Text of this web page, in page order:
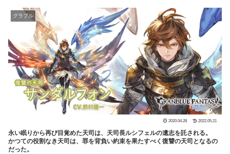
グラブル
2020.04.28 2022.05.21
永い眠りから再び目覚めた天司は、天司長ルシフェルの遺志を託される。
かつての役割なき天司は、罪を背負い約束を果たすべく復讐の天司となるの
だった。